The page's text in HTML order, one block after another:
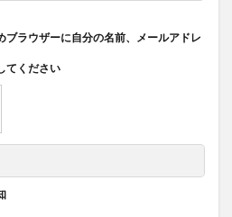
ブラウザーに自分の名前、メールアドレ
てください